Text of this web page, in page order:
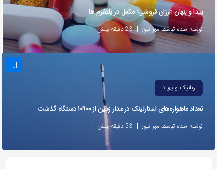
دوستان
خود
به
اشتراک
لینک
پیدا و پنهان «ارزان فروشی» مکمل در پلتفرم ها
نوشته شده توسط مهر نیوز 23 دقیقه پیش
رباتیک و پهپاد
تعداد ماهواره‌های استارلینک‌ در مدار زمین از ۱۰۹۰۰ دستگاه گذشت
نوشته شده توسط مهر نیوز 53 دقیقه پیش